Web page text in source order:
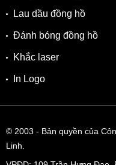
Bộ máy Eco-Drive
Bộ máy Eco-Drive của
Tuổi thọ của viên
Lau dầu đồng hồ
Đánh bóng đồng hồ
Khắc laser
In Logo
© 2003 - Bản quyền của
Linh.